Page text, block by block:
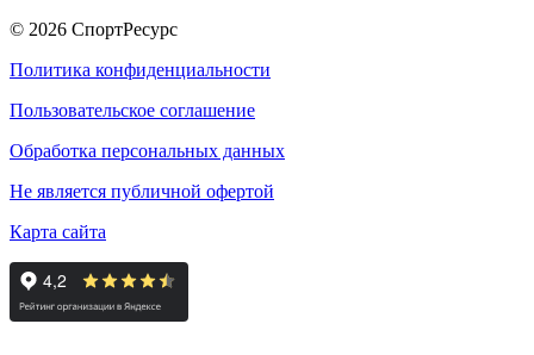
© 2026 СпортРесурс
Политика конфиденциальности
Пользовательское соглашение
Обработка персональных данных
Не является публичной офертой
Карта сайта